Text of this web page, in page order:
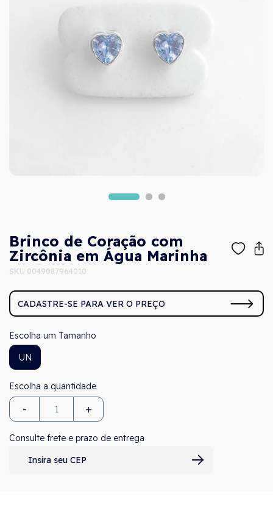
Brinco de Coração com
Zircônia em Água Marinha
SKU 0049087964010
CADASTRE-SE PARA VER O PREÇO
Tamanho
UN
- +
Consulte frete e prazo de entrega